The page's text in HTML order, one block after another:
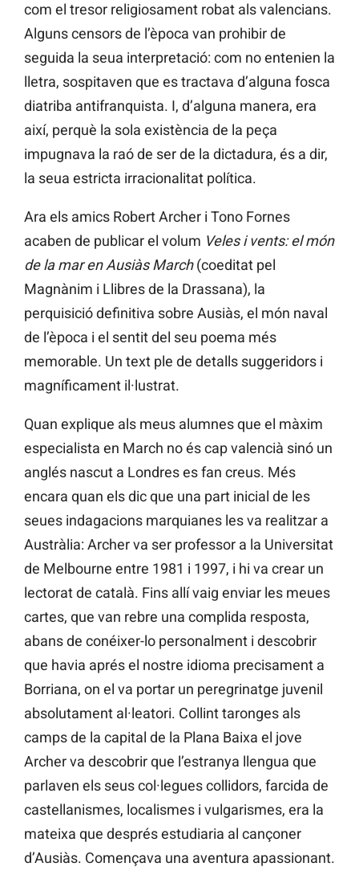
com el tresor religiosament robat als valencians.
Alguns censors de l’època van prohibir de
seguida la seua interpretació: com no entenien la
lletra, sospitaven que es tractava d’alguna fosca
diatriba antifranquista. I, d’alguna manera, era
així, perquè la sola existència de la peça
impugnava la raó de ser de la dictadura, és a dir,
la seua estricta irracionalitat política.
Ara els amics Robert Archer i Tono Fornes
acaben de publicar el volum Veles i vents: el món
de la mar en Ausiàs March(coeditat pel
Magnànim i Llibres de la Drassana), la
perquisició definitiva sobre Ausiàs, el món naval
de l’època i el sentit del seu poema més
memorable. Un text ple de detalls suggeridors i
magníficament il·lustrat.
Quan explique als meus alumnes que el màxim
especialista en March no és cap valencià sinó un
anglés nascut a Londres es fan creus. Més
encara quan els dic que una part inicial de les
seues indagacions marquianes les va realitzar a
Austràlia: Archer va ser professor a la Universitat
de Melbourne entre 1981 i 1997, i hi va crear un
lectorat de català. Fins allí vaig enviar les meues
cartes, que van rebre una complida resposta,
abans de conéixer-lo personalment i descobrir
que havia aprés el nostre idioma precisament a
Borriana, on el va portar un peregrinatge juvenil
absolutament al·leatori. Collint taronges als
camps de la capital de la Plana Baixa el jove
Archer va descobrir que l’estranya llengua que
parlaven els seus col·legues collidors, farcida de
castellanismes, localismes i vulgarismes, era la
mateixa que després estudiaria al cançoner
d’Ausiàs. Començava una aventura apassionant.